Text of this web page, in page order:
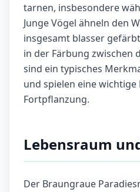
tarnen, insbesondere
Junge Vögel ähneln den
insgesamt blasser
in der Färbung zwischen
sind ein typisches
und spielen eine wichtige
Fortpflanzung.
Lebensraum
Der Braungraue